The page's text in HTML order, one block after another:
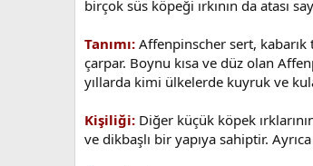
birçok süs köpeği ırkının da atası
Tanımı: Affenpinscher sert,
çarpar. Boynu kısa ve düz olan
yıllarda kimi ülkelerde kuyruk ve
Kişiliği: Diğer küçük köpek
ve dikbaşlı bir yapıya sahiptir.